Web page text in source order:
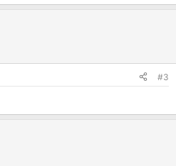
#3